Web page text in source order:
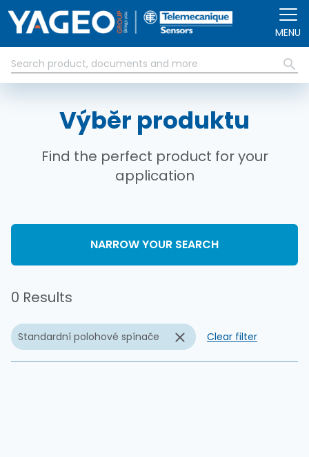
MENU
Výběr produktu
Find the perfect product for your
application
NARROW YOUR SEARCH
0 Results
Standardní polohové spínače Clear filter